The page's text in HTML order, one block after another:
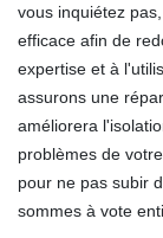
vous inquiétez
efficace afin de
expertise et à
assurons une
améliorera
problèmes de
pour ne pas subir
sommes à vote